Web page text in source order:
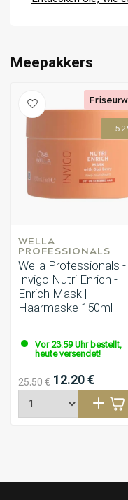
Wasser aus.
gesundes und
Meepakkers
-
WELLA
PROFESSIONALS
Wella Professionals -
Invigo Nutri Enrich -
Enrich Mask |
Haarmaske 150ml
Vor 23:59 Uhr bestellt,
heute versendet!
25.50 € 12.20 €